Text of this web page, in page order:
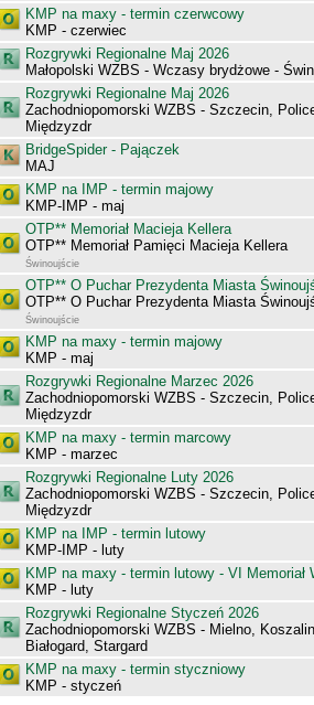
KMP na maxy - termin czerwcowy
KMP - czerwiec
Rozgrywki Regionalne Maj 2026
Małopolski WZBS - Wczasy brydżowe -
Rozgrywki Regionalne Maj 2026
Zachodniopomorski WZBS - Szczecin,
Międzyzdr
BridgeSpider - Pajączek
MAJ
KMP na IMP - termin majowy
KMP-IMP - maj
OTP** Memoriał Macieja Kellera
OTP** Memoriał Pamięci Macieja Kellera
Świnoujście
OTP** O Puchar Prezydenta Miasta
OTP** O Puchar Prezydenta Miasta
Świnoujście
KMP na maxy - termin majowy
KMP - maj
Rozgrywki Regionalne Marzec 2026
Zachodniopomorski WZBS - Szczecin,
Międzyzdr
KMP na maxy - termin marcowy
KMP - marzec
Rozgrywki Regionalne Luty 2026
Zachodniopomorski WZBS - Szczecin,
Międzyzdr
KMP na IMP - termin lutowy
KMP-IMP - luty
KMP na maxy - termin lutowy - VI Memoriał
KMP - luty
Rozgrywki Regionalne Styczeń 2026
Zachodniopomorski WZBS - Mielno,
Białogard, Stargard
KMP na maxy - termin styczniowy
KMP - styczeń